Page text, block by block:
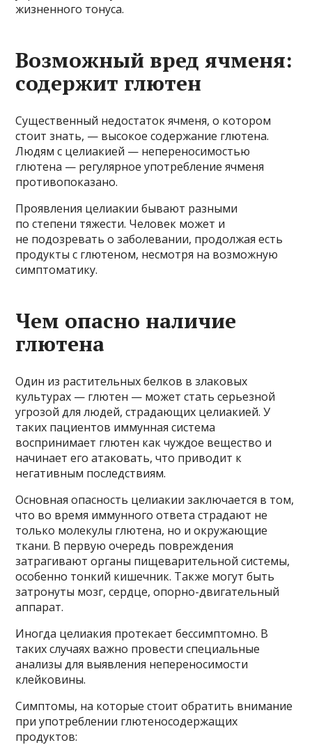
жизненного тонуса.
Возможный вред ячменя:
содержит глютен
Существенный недостаток ячменя, о котором
стоит знать, — высокое содержание глютена.
Людям с целиакией — непереносимостью
глютена — регулярное употребление ячменя
противопоказано.
Проявления целиакии бывают разными
по степени тяжести. Человек может и
не подозревать о заболевании, продолжая есть
продукты с глютеном, несмотря на возможную
симптоматику.
Чем опасно наличие
глютена
Один из растительных белков в злаковых
культурах — глютен — может стать серьезной
угрозой для людей, страдающих целиакией. У
таких пациентов иммунная система
воспринимает глютен как чуждое вещество и
начинает его атаковать, что приводит к
негативным последствиям.
Основная опасность целиакии заключается в том,
что во время иммунного ответа страдают не
только молекулы глютена, но и окружающие
ткани. В первую очередь повреждения
затрагивают органы пищеварительной системы,
особенно тонкий кишечник. Также могут быть
затронуты мозг, сердце, опорно-двигательный
аппарат.
Иногда целиакия протекает бессимптомно. В
таких случаях важно провести специальные
анализы для выявления непереносимости
клейковины.
Симптомы, на которые стоит обратить внимание
при употреблении глютеносодержащих
продуктов: